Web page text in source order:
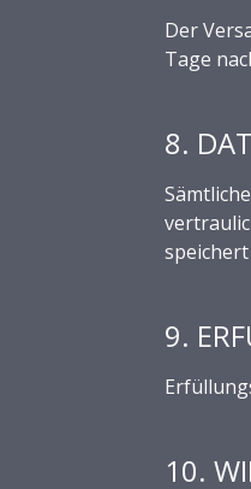
Der
Tage
8.
9.
10.